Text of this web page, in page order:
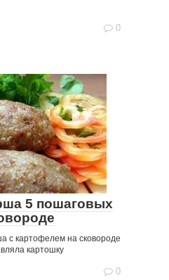
0
5 пошаговых
с картофелем на сковороде
картошку
0